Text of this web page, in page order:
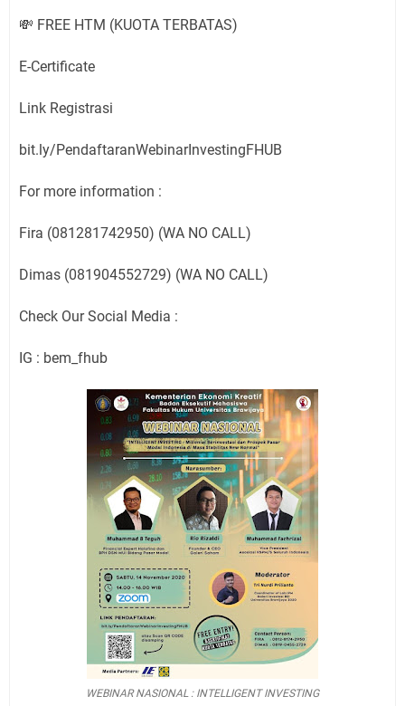
💸 FREE HTM (KUOTA TERBATAS)
E-Certificate
Link Registrasi
bit.ly/PendaftaranWebinarInvestingFHUB
For more information :
Fira (081281742950) (WA NO CALL)
Dimas (081904552729) (WA NO CALL)
Check Our Social Media :
IG : bem_fhub
WEBINAR NASIONAL : INTELLIGENT INVESTING